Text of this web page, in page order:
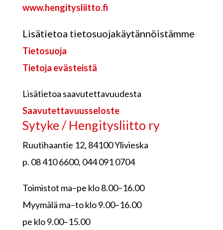
www.hengitysliitto.fi
Lisätietoa tietosuojakäytännöistämme
Tietosuoja
Tietoja evästeistä
Lisätietoa saavutettavuudesta
Saavutettavuusseloste
Sytyke / Hengitysliitto ry
Ruutihaantie 12, 84100 Ylivieska
p. 08 410 6600, 044 091 0704
Toimistot ma–pe klo 8.00–16.00
Myymälä ma–to klo 9.00–16.00
pe klo 9.00–15.00